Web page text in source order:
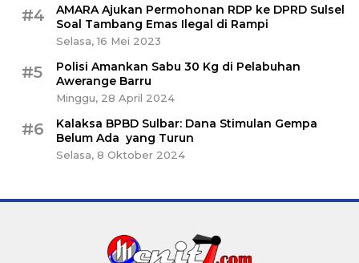
#4
AMARA Ajukan Permohonan RDP ke DPRD Sulsel
Soal Tambang Emas Ilegal di Rampi
Selasa, 16 Mei 2023
#5
Polisi Amankan Sabu 30 Kg di Pelabuhan
Awerange Barru
Minggu, 28 April 2024
#6
Kalaksa BPBD Sulbar: Dana Stimulan Gempa
Belum Ada yang Turun
Selasa, 8 Oktober 2024